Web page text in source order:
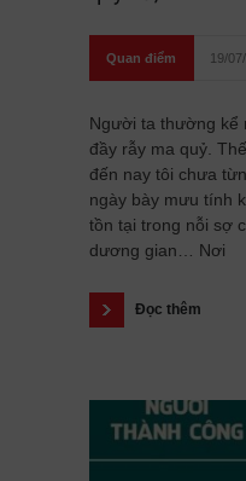
Quan điểm 19/
Người ta thường kể
đầy rẫy ma quỷ.
đến nay tôi chưa
ngày bày mưu tính
tồn tại trong nỗi sợ
dương gian… Nơi
Đọc thêm